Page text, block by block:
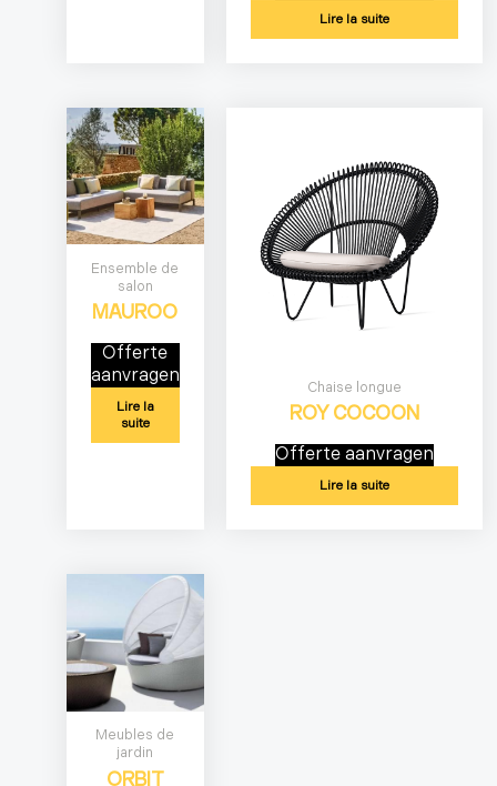
Lire la suite
Ensemble de
salon
MAUROO
Offerte
aanvragen
Lire la
suite
Chaise longue
ROY COCOON
Offerte aanvragen
Lire la suite
Meubles de
jardin
ORBIT